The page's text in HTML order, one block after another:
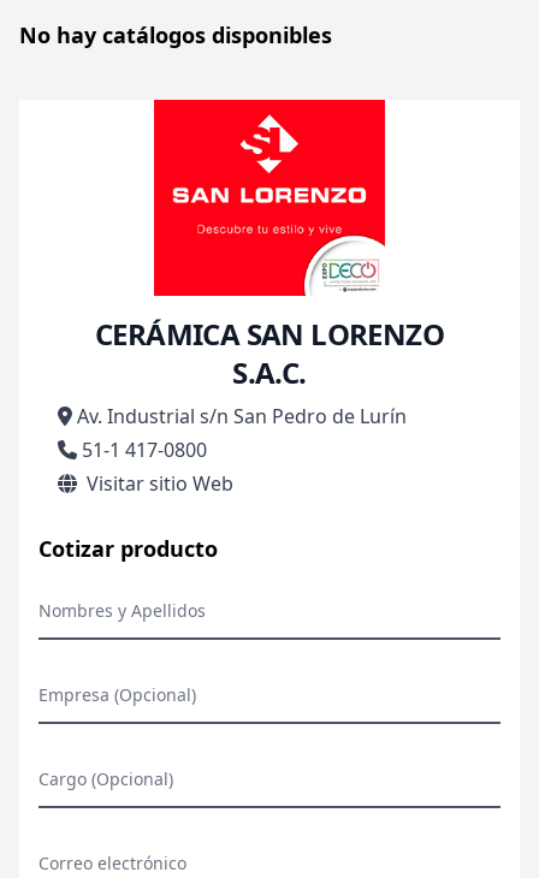
No hay catálogos disponibles
CERÁMICA SAN LORENZO
S.A.C.
Av. Industrial s/n San Pedro de Lurín
51-1 417-0800
Visitar sitio Web
Cotizar producto
Nombres y Apellidos
Empresa (Opcional)
Cargo (Opcional)
Correo electrónico